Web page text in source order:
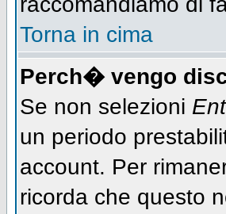
Torna in cima
Perch� vengo
Se non selezioni
un periodo
account. Per
ricorda che questo